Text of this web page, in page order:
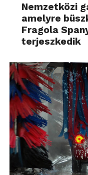
Nemzetközi
amelyre
Fragola
terjeszkedik